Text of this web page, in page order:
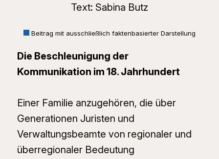
Text: Sabina Butz
Beitrag mit ausschließlich faktenbasierter Darstellung
Die Beschleunigung der
Kommunikation im 18. Jahrhundert
Einer Familie anzugehören, die über
Generationen Juristen und
Verwaltungsbeamte von regionaler und
überregionaler Bedeutung